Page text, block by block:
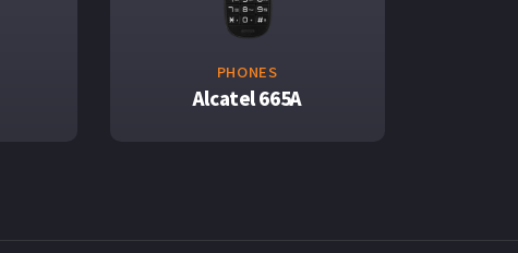
PHONES
Alcatel 665A